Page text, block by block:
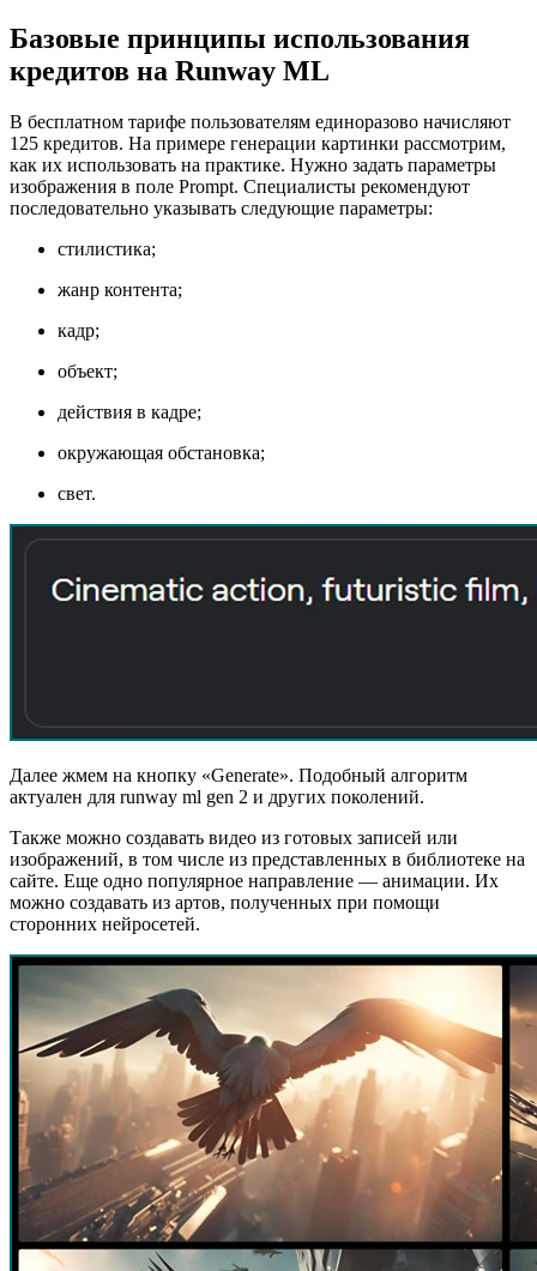
Базовые принципы использования
кредитов на Runway ML
В бесплатном тарифе пользователям единоразово начисляют
125 кредитов. На примере генерации картинки рассмотрим,
как их использовать на практике. Нужно задать параметры
изображения в поле Prompt. Специалисты рекомендуют
последовательно указывать следующие параметры:
стилистика;
жанр контента;
кадр;
объект;
действия в кадре;
окружающая обстановка;
свет.
Далее жмем на кнопку «Generate». Подобный алгоритм
актуален для runway ml gen 2 и других поколений.
Также можно создавать видео из готовых записей или
изображений, в том числе из представленных в библиотеке на
сайте. Еще одно популярное направление — анимации. Их
можно создавать из артов, полученных при помощи
сторонних нейросетей.